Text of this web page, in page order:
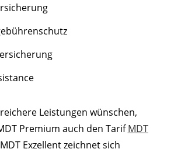
Leistungen wünschen,
Premium auch den TarifMDT
Exzellent zeichnet sich